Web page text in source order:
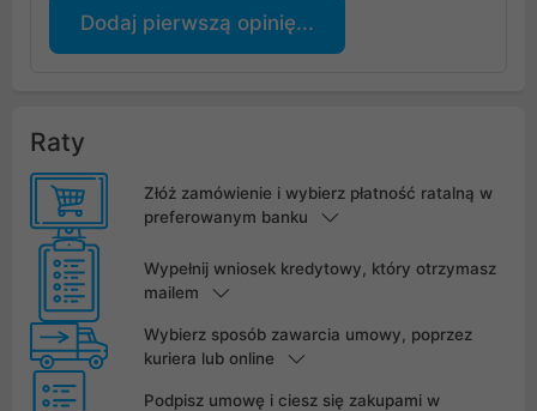
Dodaj pierwszą opinię...
Raty
Złóż zamówienie i wybierz płatność ratalną w
preferowanym banku
Wypełnij wniosek kredytowy, który otrzymasz
mailem
Wybierz sposób zawarcia umowy, poprzez
kuriera lub online
Podpisz umowę i ciesz się zakupami w